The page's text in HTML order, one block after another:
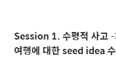
Session 1. 수평적 사고
여행에 대한 seed idea